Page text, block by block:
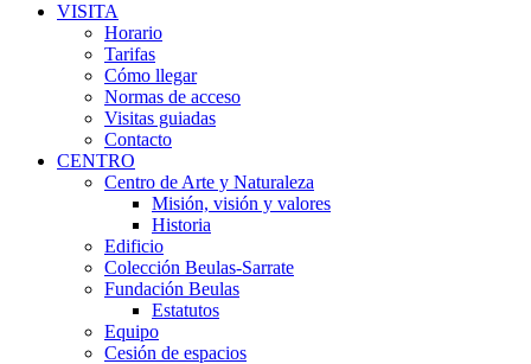
VISITA
Horario
Tarifas
Cómo llegar
Normas de acceso
Visitas guiadas
Contacto
CENTRO
Centro de Arte y Naturaleza
Misión, visión y valores
Historia
Edificio
Colección Beulas-Sarrate
Fundación Beulas
Estatutos
Equipo
Cesión de espacios